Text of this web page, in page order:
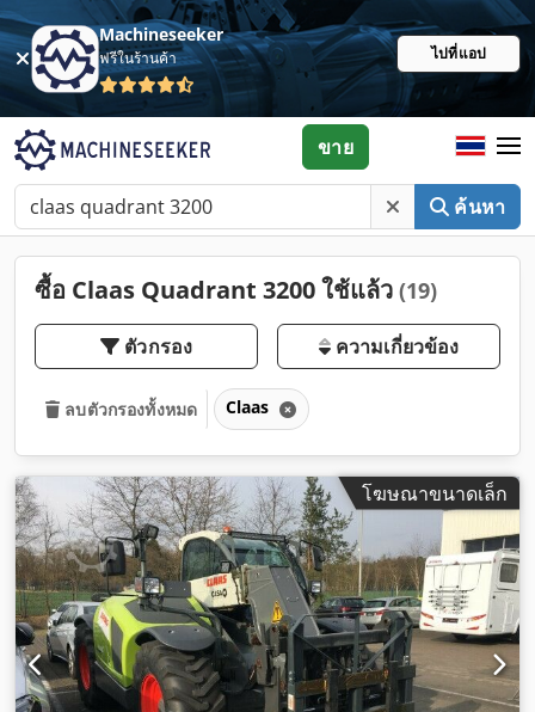
Machineseeker
ฟรีในร้านค้า ไปที่แอป
ค้นหา
ขาย
ซื้อ Claas Quadrant 3200 ใช้แล้ว (19)
ตัวกรอง ความเกี่ยวข้อง
ลบตัวกรองทั้งหมด Claas
โฆษณาขนาดเล็ก